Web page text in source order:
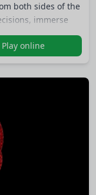
both sides of the
immerse
be discouraged
beginning of
Play online